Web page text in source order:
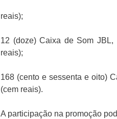
reais);
12 (doze) Caixa de Som
reais);
168 (cento e sessenta e oito)
(cem reais).
A participação na promoção